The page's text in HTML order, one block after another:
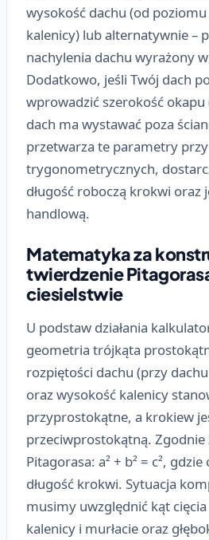
wysokość dachu (od
kalenicy) lub alternatywnie –
nachylenia dachu wyrażony
Dodatkowo, jeśli Twój dach
wprowadzić szerokość okapu
dach ma wystawać poza
przetwarza te parametry
trygonometrycznych,
długość roboczą krokwi oraz
handlową.
Matematyka za
twierdzenie
ciesielstwie
U podstaw działania
geometria trójkąta
rozpiętości dachu (przy
oraz wysokość kalenicy
przyprostokątne, a krokiew
przeciwprostokątną.
Pitagorasa: a² + b² = c²,
długość krokwi. Sytuacja
musimy uwzględnić kąt
kalenicy i murłacie oraz